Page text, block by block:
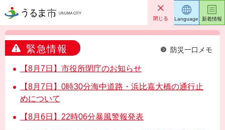
うるま市 閉じる
緊急情報 防災一口メモ
【8月7日】市役所閉庁のお知らせ
【8月7日】0時30分海中道路・浜比嘉大橋の通行止
めについて
【8月6日】22時06分暴風警報発表
Language 新着情報